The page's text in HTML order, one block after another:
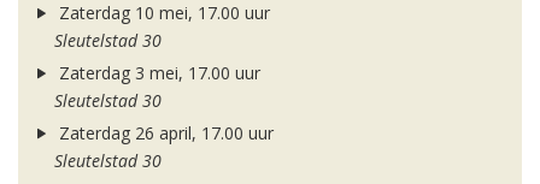
Zaterdag 10 mei, 17.00 uur
Sleutelstad 30
Zaterdag 3 mei, 17.00 uur
Sleutelstad 30
Zaterdag 26 april, 17.00 uur
Sleutelstad 30